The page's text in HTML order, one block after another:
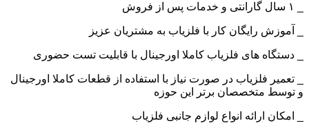
_ آموزش رایگان کار با فلزیاب به مشتریان عزیز
_ دستگاه های فلزیاب کاملا اورجینال با قابلیت تست حضوری
_ تعمیر فلزیاب در صورت نیاز با استفاده از قطعات کاملا اورجینال
و توسط متخصصان برتر این حوزه
_ امکان ارائه انواع لوازم جانبی فلزیاب